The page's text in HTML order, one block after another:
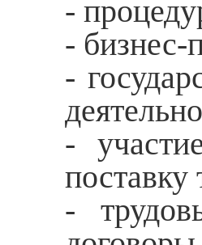
-
- бизнес-
-
-
поставку
-